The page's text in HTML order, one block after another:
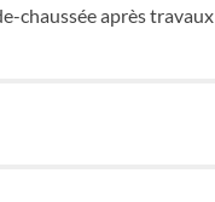
chaussée après travaux